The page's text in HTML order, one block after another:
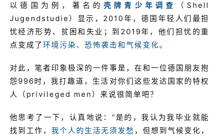
以德国为例，著名的 壳牌青少年调查
（Shell
Jugendstudie）显示，2010年，德国年轻人们最担
忧经济形势、贫困和失业；到2019年，他们担忧的重
点变成了 环境污染、恐怖袭击和气候变化。
对此，笔者印象极深的一件事是，在和一位德国朋友抱
怨996时，我打趣道，生活对你们这些发达国家的特权
人（privileged men）来说很简单吧？
他思考了一下，认真地说：“是的，我认为我毕业就能
找到工作， 我个人的生活无须发愁 ，但想到气候变化，